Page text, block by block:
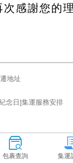
次感謝您的
地址
念日]集運服務安排
包裹查詢 集運